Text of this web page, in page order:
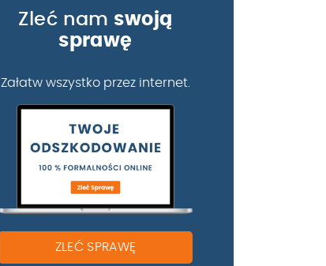
Zleć namswoją
sprawę
Załatw wszystko przez internet.
ZLEĆ SPRAWĘ